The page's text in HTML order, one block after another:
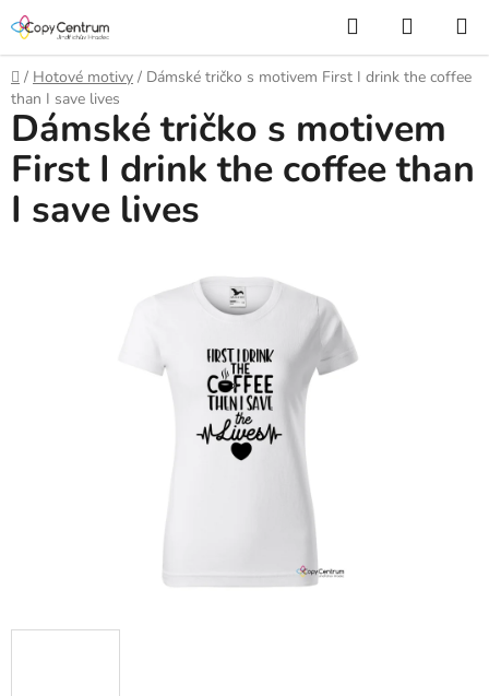
Přejít
na
obsah
Hledat
KOŠÍK
Domů
/ Hotové motivy / Dámské tričko s motivem First I drink the coffee
than I save lives
Dámské tričko s motivem
First I drink the coffee than
I save lives